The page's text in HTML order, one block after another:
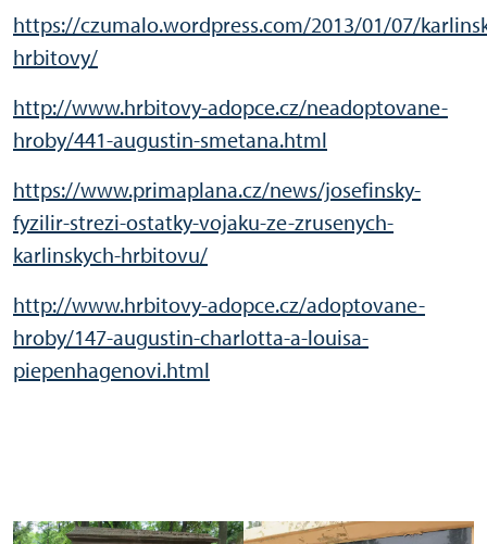
https://czumalo.wordpress.com/2013/01/07/
hrbitovy/
http://www.hrbitovy-adopce.cz/neadoptovane-
hroby/441-augustin-smetana.html
https://www.primaplana.cz/news/josefinsky-
fyzilir-strezi-ostatky-vojaku-ze-zrusenych-
karlinskych-hrbitovu/
http://www.hrbitovy-adopce.cz/adoptovane-
hroby/147-augustin-charlotta-a-louisa-
piepenhagenovi.html